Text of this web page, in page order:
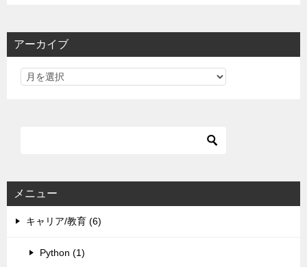
アーカイブ
メニュー
キャリア/教育 (6)
Python (1)